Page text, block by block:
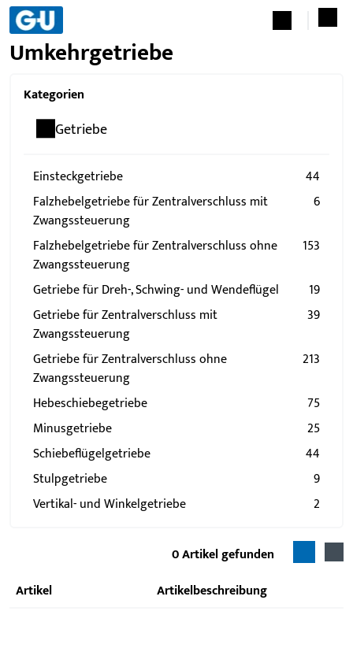
Umkehrgetriebe
Kategorien
Getriebe
Einsteckgetriebe
44
Falzhebelgetriebe für Zentralverschluss mit
Zwangssteuerung
6
Falzhebelgetriebe für Zentralverschluss ohne
Zwangssteuerung
153
Getriebe für Dreh-, Schwing- und Wendeflügel
19
Getriebe für Zentralverschluss mit
Zwangssteuerung
39
Getriebe für Zentralverschluss ohne
Zwangssteuerung
213
Hebeschiebegetriebe
75
Minusgetriebe
25
Schiebeflügelgetriebe
44
Stulpgetriebe
9
Vertikal- und Winkelgetriebe
2
Artikel gefunden
Artikel
Artikelbeschreibung